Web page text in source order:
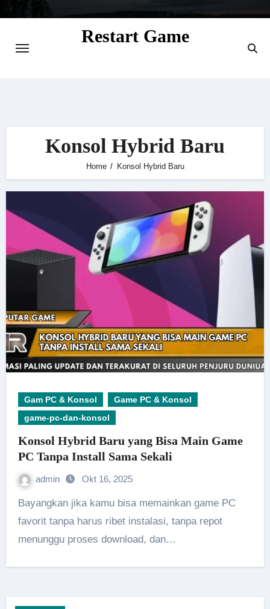
Restart Game
Konsol Hybrid Baru
Home Konsol Hybrid Baru
Gam PC & Konsol
Game PC & Konsol
game-pc-dan-konsol
Konsol Hybrid Baru yang Bisa Main Game
PC Tanpa Install Sama Sekali
admin Okt 16, 2025
Bayangkan jika kamu bisa memainkan game PC
favorit tanpa harus ribet instalasi, tanpa repot
menunggu proses download, dan…